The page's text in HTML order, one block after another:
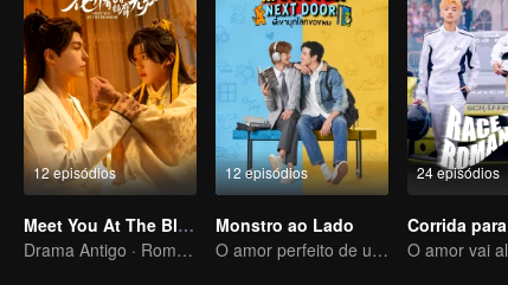
12 episódios
Meet You At The Blossom (Thai Ver.)
Drama Antigo · Romance
12 episódios
Monstro ao Lado
O amor perfeito de um garoto introvertido e extrovertido
24 episódios